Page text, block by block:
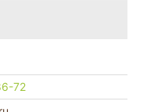
72